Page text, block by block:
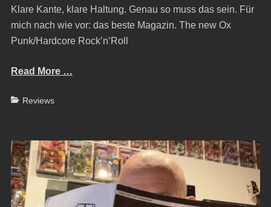
Klare Kante, klare Haltung. Genau so muss das sein. Für
mich nach wie vor: das beste Magazin. The new Ox
Punk/Hardcore Rock’n’Roll
Read More …
Categories
Reviews